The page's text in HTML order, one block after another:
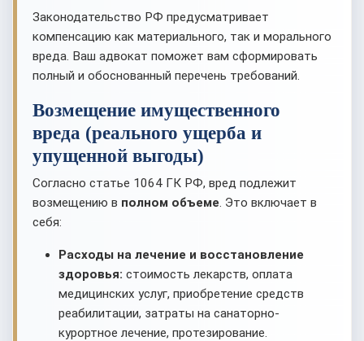
Законодательство РФ предусматривает
компенсацию как материального, так и морального
вреда. Ваш адвокат поможет вам сформировать
полный и обоснованный перечень требований.
Возмещение имущественного
вреда (реального ущерба и
упущенной выгоды)
Согласно статье 1064 ГК РФ, вред подлежит
возмещению в полном объеме. Это включает в
себя:
Расходы на лечение и восстановление
здоровья: стоимость лекарств, оплата
медицинских услуг, приобретение средств
реабилитации, затраты на санаторно-
курортное лечение, протезирование.